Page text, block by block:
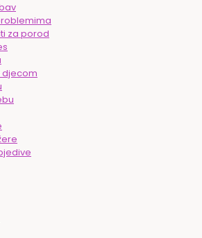
za porod
djecom